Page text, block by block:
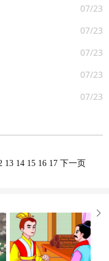
07/23
07/23
07/23
07/23
07/23
13 14 15 16 17 下一页
